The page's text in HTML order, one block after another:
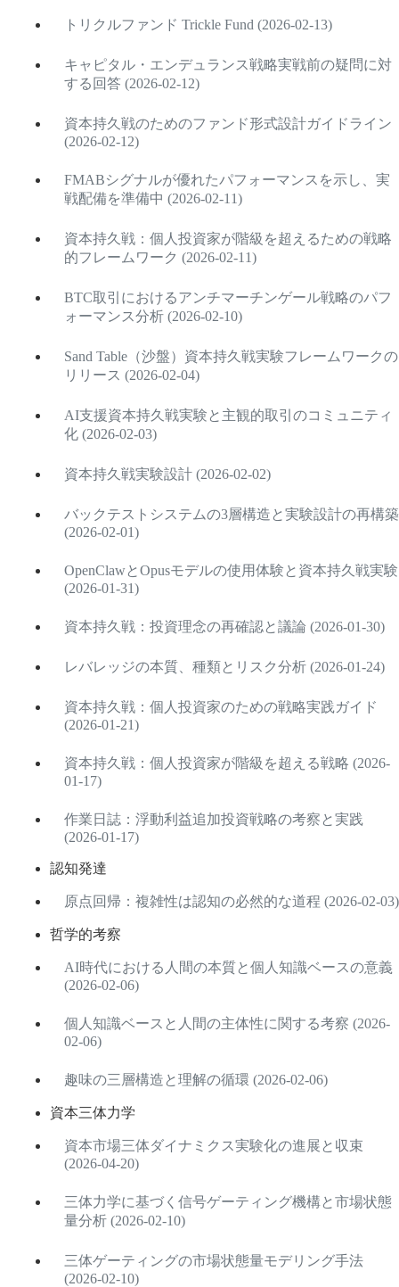
トリクルファンド Trickle Fund (2026-02-13)
キャピタル・エンデュランス戦略実戦前の疑問に対
する回答 (2026-02-12)
資本持久戦のためのファンド形式設計ガイドライン
(2026-02-12)
FMABシグナルが優れたパフォーマンスを示し、実
戦配備を準備中 (2026-02-11)
資本持久戦：個人投資家が階級を超えるための戦略
的フレームワーク (2026-02-11)
BTC取引におけるアンチマーチンゲール戦略のパフ
ォーマンス分析 (2026-02-10)
Sand Table（沙盤）資本持久戦実験フレームワークの
リリース (2026-02-04)
AI支援資本持久戦実験と主観的取引のコミュニティ
化 (2026-02-03)
資本持久戦実験設計 (2026-02-02)
バックテストシステムの3層構造と実験設計の再構築
(2026-02-01)
OpenClawとOpusモデルの使用体験と資本持久戦実験
(2026-01-31)
資本持久戦：投資理念の再確認と議論 (2026-01-30)
レバレッジの本質、種類とリスク分析 (2026-01-24)
資本持久戦：個人投資家のための戦略実践ガイド
(2026-01-21)
資本持久戦：個人投資家が階級を超える戦略 (2026-
01-17)
作業日誌：浮動利益追加投資戦略の考察と実践
(2026-01-17)
認知発達
原点回帰：複雑性は認知の必然的な道程 (2026-02-03)
哲学的考察
AI時代における人間の本質と個人知識ベースの意義
(2026-02-06)
個人知識ベースと人間の主体性に関する考察 (2026-
02-06)
趣味の三層構造と理解の循環 (2026-02-06)
資本三体力学
資本市場三体ダイナミクス実験化の進展と収束
(2026-04-20)
三体力学に基づく信号ゲーティング機構と市場状態
量分析 (2026-02-10)
三体ゲーティングの市場状態量モデリング手法
(2026-02-10)